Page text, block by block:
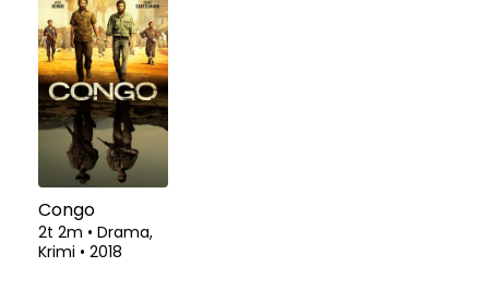
Congo
2t 2m • Drama,
Krimi • 2018